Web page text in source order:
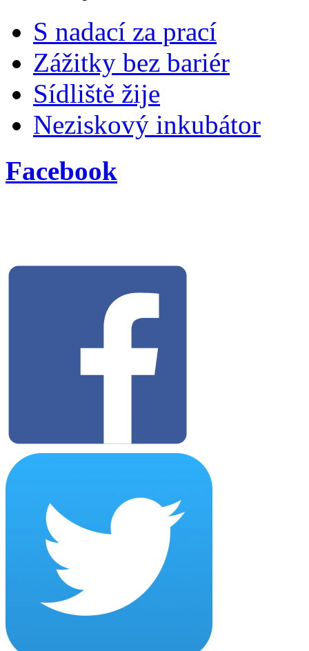
S nadací za prací
Zážitky bez bariér
Sídliště žije
Neziskový inkubátor
Facebook